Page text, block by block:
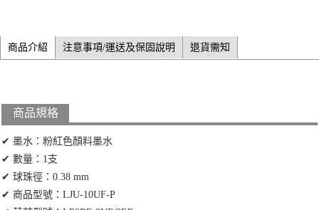
商品介紹 注意事項/運送及保固說明 退貨需知
商品規格
✔ 墨水：粉紅色顏料墨水
✔ 數量：1支
✔ 球珠徑：0.38 mm
✔ 商品型號：LJU-10UF-P